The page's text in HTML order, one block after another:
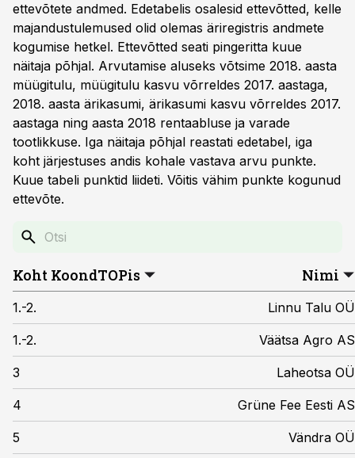
ettevõtete andmed. Edetabelis osalesid ettevõtted, kelle
majandustulemused olid olemas äriregistris andmete
kogumise hetkel. Ettevõtted seati pingeritta kuue
näitaja põhjal. Arvutamise aluseks võtsime 2018. aasta
müügitulu, müügitulu kasvu võrreldes 2017. aastaga,
2018. aasta ärikasumi, ärikasumi kasvu võrreldes 2017.
aastaga ning aasta 2018 rentaabluse ja varade
tootlikkuse. Iga näitaja põhjal reastati edetabel, iga
koht järjestuses andis kohale vastava arvu punkte.
Kuue tabeli punktid liideti. Võitis vähim punkte kogunud
ettevõte.
Koht KoondTOPis Nimi
1.-2. Linnu Talu OÜ
1.-2. Väätsa Agro AS
3 Laheotsa OÜ
4 Grüne Fee Eesti AS
5 Vändra OÜ